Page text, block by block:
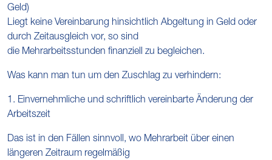
Geld)
Liegt keine Vereinbarung hinsichtlich Abgeltung in Geld oder
durch Zeitausgleich vor, so sind
die Mehrarbeitsstunden finanziell zu begleichen.
Was kann man tun um den Zuschlag zu verhindern:
1. Einvernehmliche und schriftlich vereinbarte Änderung der
Arbeitszeit
Das ist in den Fällen sinnvoll, wo Mehrarbeit über einen
längeren Zeitraum regelmäßig